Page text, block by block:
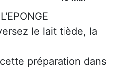
le lait tiède, la
préparation dans